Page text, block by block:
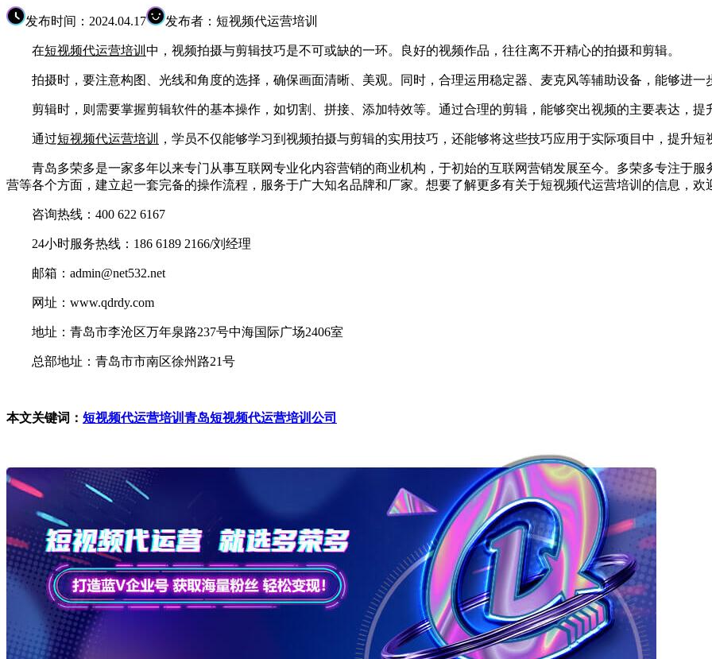
发布时间：2024.04.17 发布者：短视频代运营培训
在短视频代运营培训 中，视频拍摄与剪辑技巧是不可或缺的一环。良好的视频作品，往往离不开精心的拍摄和剪辑。
拍摄时，要注意构图、光线和角度的选择，确保画面清晰、美观。同时，合理运用稳定器、麦克风等辅助设备，能够进一
剪辑时，则需要掌握剪辑软件的基本操作，如切割、拼接、添加特效等。通过合理的剪辑，能够突出视频的主要表达，提
通过短视频代运营培训 ，学员不仅能够学习到视频拍摄与剪辑的实用技巧，还能够将这些技巧应用于实际项目中，提升短
青岛多荣多是一家多年以来专门从事互联网专业化内容营销的商业机构，于初始的互联网营销发展至今。多荣多专注于服
营等各个方面，建立起一套完备的操作流程，服务于广大知名品牌和厂家。想要了解更多有关于短视频代运营培训的信息，欢
咨询热线：400 622 6167
24小时服务热线：186 6189 2166/刘经理
邮箱：admin@net532.net
网址：www.qdrdy.com
地址：青岛市李沧区万年泉路237号中海国际广场2406室
总部地址：青岛市市南区徐州路21号
本文关键词： 短视频代运营培训 青岛短视频代运营培训公司